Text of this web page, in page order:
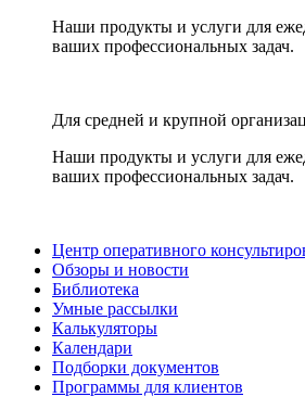
Наши продукты и услуги для
ваших профессиональных задач.
Для средней и крупной
Наши продукты и услуги для
ваших профессиональных задач.
Центр оперативного
Обзоры и новости
Библиотека
Умные рассылки
Калькуляторы
Календари
Подборки документов
Программы для клиентов